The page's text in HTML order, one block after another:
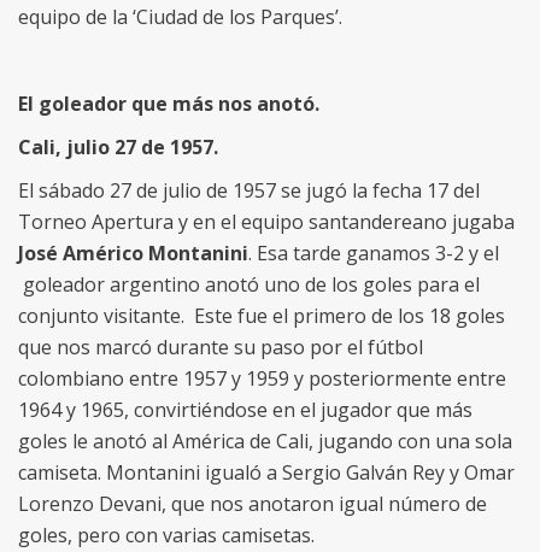
equipo de la ‘Ciudad de los Parques’.
El goleador que más nos anotó.
Cali, julio 27 de 1957.
El sábado 27 de julio de 1957 se jugó la fecha 17 del
Torneo Apertura y en el equipo santandereano jugaba
José Américo Montanini. Esa tarde ganamos 3-2 y el
goleador argentino anotó uno de los goles para el
conjunto visitante. Este fue el primero de los 18 goles
que nos marcó durante su paso por el fútbol
colombiano entre 1957 y 1959 y posteriormente entre
1964 y 1965, convirtiéndose en el jugador que más
goles le anotó al América de Cali, jugando con una sola
camiseta. Montanini igualó a Sergio Galván Rey y Omar
Lorenzo Devani, que nos anotaron igual número de
goles, pero con varias camisetas.